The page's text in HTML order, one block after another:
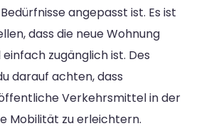
angepasst ist. Es ist
dass die neue Wohnung
zugänglich ist. Des
darauf achten, dass
Verkehrsmittel in der
Mobilität zu erleichtern.